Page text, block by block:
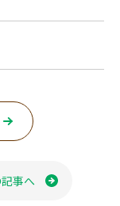
事へ